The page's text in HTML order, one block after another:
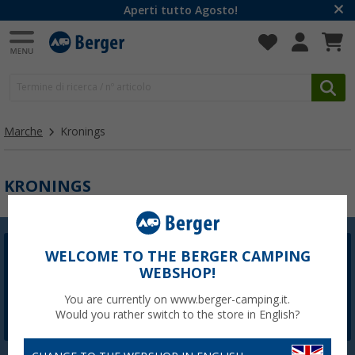
Aperti tutto Agosto!
Marche Kronings
KRONINGS
Newsletter Berger
La registrazione alla newsletter non è attualmente
disponibile. Risolveremo il problema il prima possibile.
WELCOME TO THE BERGER CAMPING
WEBSHOP!
You are currently on www.berger-camping.it.
Would you rather switch to the store in English?